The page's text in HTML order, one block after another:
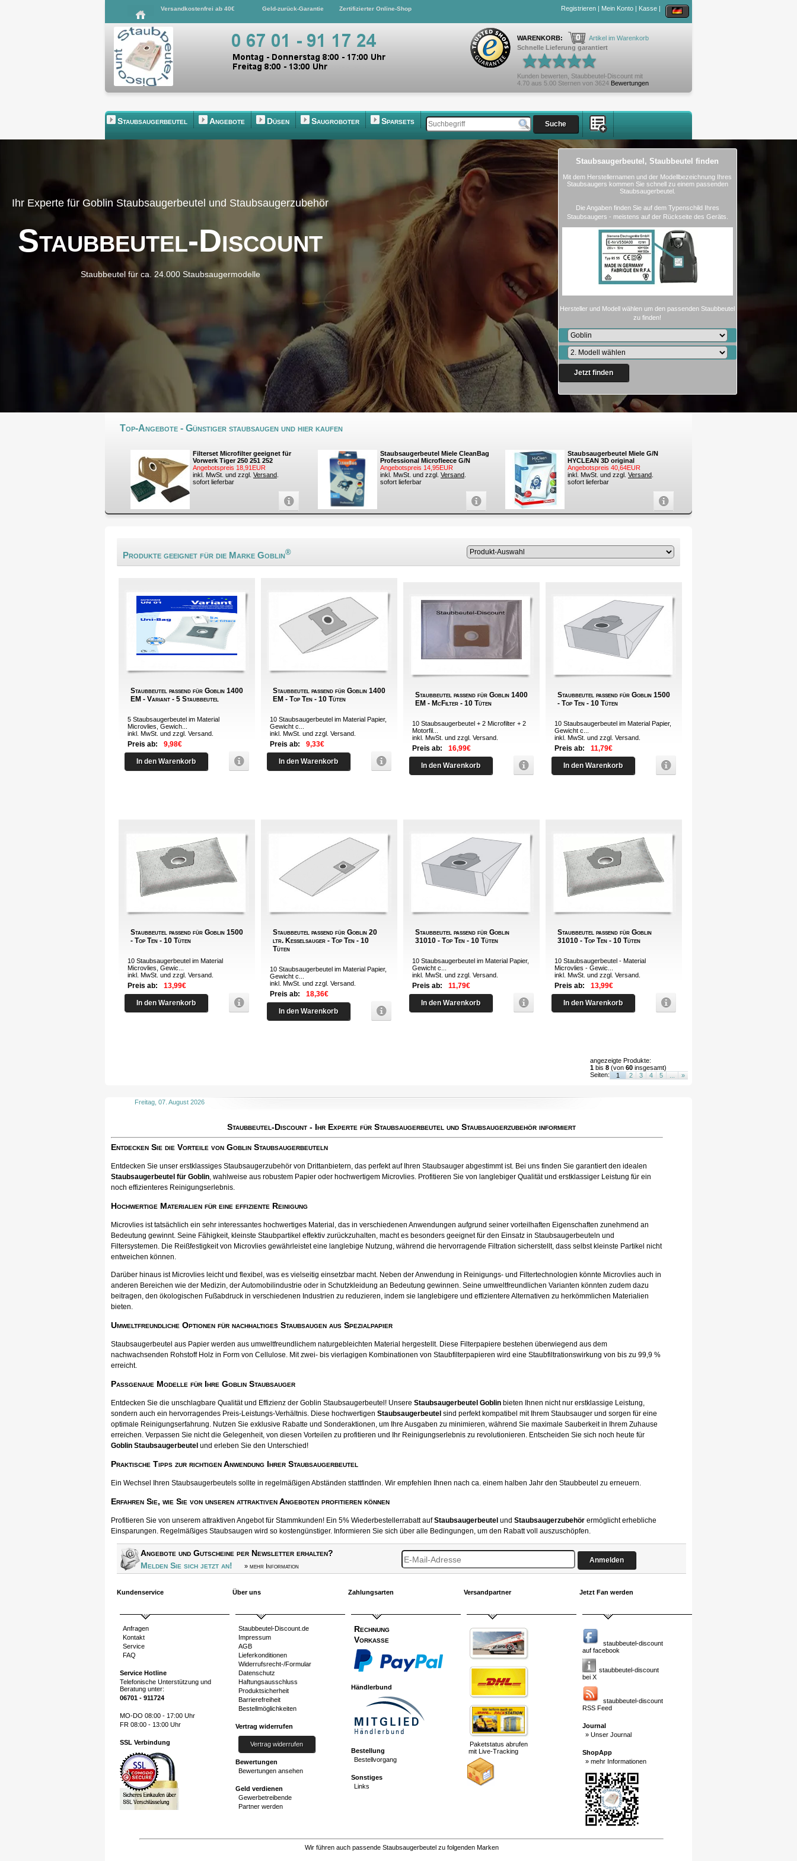
Versandkostenfrei ab 40€ Geld-zurück-Garantie Zertifizierter Online-Shop Registrieren | Mein Konto | Kasse |
WARENKORB: 0
Artikel im Warenkorb
Schnelle Lieferung garantiert
Kunden bewerten, Staubbeutel-Discount mit
4.70 aus 5.00 Sternen von 3624 Bewertungen
Staubsaugerbeutel Angebote Düsen Saugroboter Sparsets
Ihr Experte für Goblin Staubsaugerbeutel und Staubsaugerzubehör
Staubbeutel-Discount
Staubbeutel für ca. 24.000 Staubsaugermodelle
Staubsaugerbeutel, Staubbeutel finden
Mit dem Herstellernamen und der Modellbezeichnung Ihres
Staubsaugers kommen Sie schnell zu einem passenden
Staubsaugerbeutel.
Die Angaben finden Sie auf dem Typenschild Ihres
Staubsaugers - meistens auf der Rückseite des Geräts.
Hersteller und Modell wählen um den passenden Staubbeutel
zu finden!
Jetzt finden
Top-Angebote - Günstiger staubsaugen und hier kaufen
Filterset Microfilter geeignet für
Vorwerk Tiger 250 251 252
Angebotspreis 18,91EUR
inkl. MwSt. und zzgl. Versand
sofort lieferbar
Staubsaugerbeutel Miele CleanBag
Professional Microfleece G/N
Angebotspreis 14,95EUR
inkl. MwSt. und zzgl. Versand
sofort lieferbar
Staubsaugerbeutel Miele G/N
HYCLEAN 3D original
Angebotspreis 40,64EUR
inkl. MwSt. und zzgl. Versand
sofort lieferbar
Produkte geeignet für die Marke Goblin®
Staubbeutel passend für Goblin 1400
EM - Variant - 5 Staubbeutel
5 Staubsaugerbeutel im Material
Microvlies, Gewich...
inkl. MwSt. und zzgl. Versand
Preis ab: 9,98€
In den Warenkorb
Staubbeutel passend für Goblin 1400
EM - Top Ten - 10 Tüten
10 Staubsaugerbeutel im Material Papier,
Gewicht c...
inkl. MwSt. und zzgl. Versand
Preis ab: 9,33€
In den Warenkorb
Staubbeutel passend für Goblin 1400
EM - McFilter - 10 Tüten
10 Staubsaugerbeutel + 2 Microfilter + 2
Motorfil...
inkl. MwSt. und zzgl. Versand
Preis ab: 16,99€
In den Warenkorb
Staubbeutel passend für Goblin 1500
- Top Ten - 10 Tüten
10 Staubsaugerbeutel im Material Papier,
Gewicht c...
inkl. MwSt. und zzgl. Versand
Preis ab: 11,79€
In den Warenkorb
Staubbeutel passend für Goblin 1500
- Top Ten - 10 Tüten
10 Staubsaugerbeutel im Material
Microvlies, Gewic...
inkl. MwSt. und zzgl. Versand
Preis ab: 13,99€
In den Warenkorb
Staubbeutel passend für Goblin 20
ltr. Kesselsauger - Top Ten - 10
Tüten
10 Staubsaugerbeutel im Material Papier,
Gewicht c...
inkl. MwSt. und zzgl. Versand
Preis ab: 18,36€
In den Warenkorb
Staubbeutel passend für Goblin
31010 - Top Ten - 10 Tüten
10 Staubsaugerbeutel im Material Papier,
Gewicht c...
inkl. MwSt. und zzgl. Versand
Preis ab: 11,79€
In den Warenkorb
Staubbeutel passend für Goblin
31010 - Top Ten - 10 Tüten
10 Staubsaugerbeutel - Material
Microvlies - Gewic...
inkl. MwSt. und zzgl. Versand
Preis ab: 13,99€
In den Warenkorb
angezeigte Produkte:
1 bis 8 (von 60 insgesamt)
Seiten:
1 2 3 4 5 »
Freitag, 07. August 2026
Staubbeutel-Discount - Ihr Experte für Staubsaugerbeutel und Staubsaugerzubehör informiert
Entdecken Sie die Vorteile von Goblin Staubsaugerbeuteln
Entdecken Sie unser erstklassiges Staubsaugerzubehör von Drittanbietern, das perfekt auf Ihren Staubsauger abgestimmt ist. Bei uns finden Sie garantiert den idealen
Staubsaugerbeutel für Goblin, wahlweise aus robustem Papier oder hochwertigem Microvlies. Profitieren Sie von langlebiger Qualität und erstklassiger Leistung für ein
noch effizienteres Reinigungserlebnis.
Hochwertige Materialien für eine effiziente Reinigung
Microvlies ist tatsächlich ein sehr interessantes hochwertiges Material, das in verschiedenen Anwendungen aufgrund seiner vorteilhaften Eigenschaften zunehmend an
Bedeutung gewinnt. Seine Fähigkeit, kleinste Staubpartikel effektiv zurückzuhalten, macht es besonders geeignet für den Einsatz in Staubsaugerbeuteln und
Filtersystemen. Die Reißfestigkeit von Microvlies gewährleistet eine langlebige Nutzung, während die hervorragende Filtration sicherstellt, dass selbst kleinste Partikel nicht
entweichen können.
Darüber hinaus ist Microvlies leicht und flexibel, was es vielseitig einsetzbar macht. Neben der Anwendung in Reinigungs- und Filtertechnologien könnte Microvlies auch in
anderen Bereichen wie der Medizin, der Automobilindustrie oder in Schutzkleidung an Bedeutung gewinnen. Seine umweltfreundlichen Varianten könnten zudem dazu
beitragen, den ökologischen Fußabdruck in verschiedenen Industrien zu reduzieren, indem sie langlebigere und effizientere Alternativen zu herkömmlichen Materialien
bieten.
Umweltfreundliche Optionen für nachhaltiges Staubsaugen aus Spezialpapier
Staubsaugerbeutel aus Papier werden aus umweltfreundlichem naturgebleichten Material hergestellt. Diese Filterpapiere bestehen überwiegend aus dem
nachwachsenden Rohstoff Holz in Form von Cellulose. Mit zwei- bis vierlagigen Kombinationen von Staubfilterpapieren wird eine Staubfiltrationswirkung von bis zu 99,9 %
erreicht.
Passgenaue Modelle für Ihre Goblin Staubsauger
Entdecken Sie die unschlagbare Qualität und Effizienz der Goblin Staubsaugerbeutel! Unsere Staubsaugerbeutel Goblin bieten Ihnen nicht nur erstklassige Leistung,
sondern auch ein hervorragendes Preis-Leistungs-Verhältnis. Diese hochwertigen Staubsaugerbeutel sind perfekt kompatibel mit Ihrem Staubsauger und sorgen für eine
optimale Reinigungserfahrung. Nutzen Sie exklusive Rabatte und Sonderaktionen, um Ihre Ausgaben zu minimieren, während Sie maximale Sauberkeit in Ihrem Zuhause
erreichen. Verpassen Sie nicht die Gelegenheit, von diesen Vorteilen zu profitieren und Ihr Reinigungserlebnis zu revolutionieren. Entscheiden Sie sich noch heute für
Goblin Staubsaugerbeutel und erleben Sie den Unterschied!
Praktische Tipps zur richtigen Anwendung Ihrer Staubsaugerbeutel
Ein Wechsel Ihren Staubsaugerbeutels sollte in regelmäßigen Abständen stattfinden. Wir empfehlen Ihnen nach ca. einem halben Jahr den Staubbeutel zu erneuern.
Erfahren Sie, wie Sie von unseren attraktiven Angeboten profitieren können
Profitieren Sie von unserem attraktiven Angebot für Stammkunden! Ein 5% Wiederbestellerrabatt aufStaubsaugerbeutel und Staubsaugerzubehör ermöglicht erhebliche
Einsparungen. Regelmäßiges Staubsaugen wird so kostengünstiger. Informieren Sie sich über alle Bedingungen, um den Rabatt voll auszuschöpfen.
Angebote und Gutscheine per Newsletter erhalten?
Melden Sie sich jetzt an!
» mehr Information
Kundenservice
Anfragen
Kontakt
Service
FAQ
Service Hotline
Telefonische Unterstützung und
Beratung unter:
06701 - 911724
MO-DO 08:00 - 17:00 Uhr
FR 08:00 - 13:00 Uhr
SSL Verbindung
Über uns
Staubbeutel-Discount.de
Impressum
AGB
Lieferkonditionen
Widerrufsrecht-/Formular
Datenschutz
Haftungsausschluss
Produktsicherheit
Barrierefreiheit
Bestellmöglichkeiten
Vertrag widerrufen
Vertrag widerrufen
Bewertungen
Bewertungen ansehen
Geld verdienen
Gewerbetreibende
Partner werden
Zahlungsarten
Rechnung
Vorkasse
Händlerbund
Bestellung
Bestellvorgang
Sonstiges
Links
Versandpartner
Paketstatus abrufen
mit Live-Tracking
Jetzt Fan werden
staubbeutel-discount
auf facebook
staubbeutel-discount
bei X
staubbeutel-discount
RSS Feed
Journal
» Unser Journal
ShopApp
» mehr Informationen
Wir führen auch passende Staubsaugerbeutel zu folgenden Marken